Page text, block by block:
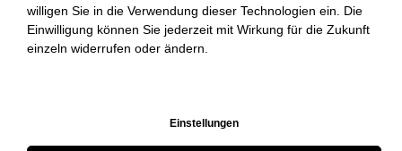
willigen Sie in die Verwendung dieser Technologien ein. Die
Einwilligung können Sie jederzeit mit Wirkung für die Zukunft
einzeln widerrufen oder ändern.
Einstellungen